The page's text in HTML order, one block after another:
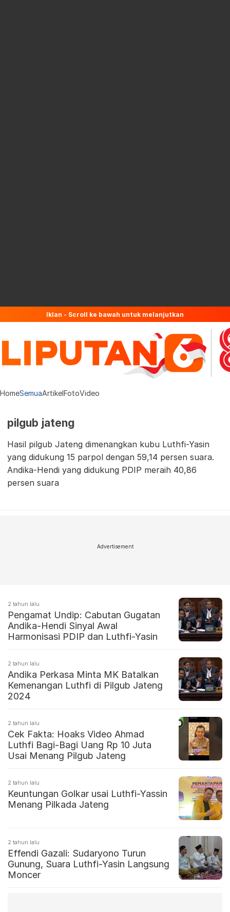
Iklan - Scroll ke bawah untuk melanjutkan
HomeSemuaArtikelFotoVideo
pilgub jateng
Hasil pilgub Jateng dimenangkan kubu Luthfi-Yasin
yang didukung 15 parpol dengan 59,14 persen suara.
Andika-Hendi yang didukung PDIP meraih 40,86
persen suara
Advertisement
2 tahun lalu
Pengamat Undip: Cabutan Gugatan
Andika-Hendi Sinyal Awal
Harmonisasi PDIP dan Luthfi-Yasin
2 tahun lalu
Andika Perkasa Minta MK Batalkan
Kemenangan Luthfi di Pilgub Jateng
2024
2 tahun lalu
Cek Fakta: Hoaks Video Ahmad
Luthfi Bagi-Bagi Uang Rp 10 Juta
Usai Menang Pilgub Jateng
2 tahun lalu
Keuntungan Golkar usai Luthfi-Yassin
Menang Pilkada Jateng
2 tahun lalu
Effendi Gazali: Sudaryono Turun
Gunung, Suara Luthfi-Yasin Langsung
Moncer